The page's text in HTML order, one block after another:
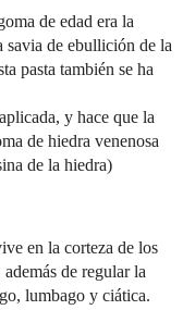
de edad era la
savia de ebullición de la
pasta también se ha
y hace que la
de hiedra venenosa
de la hiedra)
en la corteza de los
de regular la
lumbago y ciática.